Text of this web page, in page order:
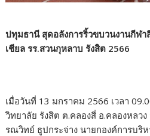
ปทุมธานี สุดอลังการริ้วขบวนงานกีฬ
เชียล รร.สวนกุหลาบ รังสิต 2566
เมื่อวันที่ 13 มกราคม 2566 เวลา
วิทยาลัย รังสิต ต.คลองสี่ อ.คลองหลว
รณวิทย์ ธูปกระจ่าง นายกองค์การบริ